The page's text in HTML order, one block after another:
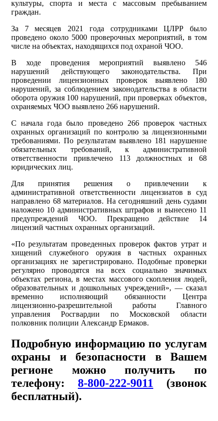
культуры, спорта и места с массовым пребыванием
граждан.
За 7 месяцев 2021 года сотрудниками ЦЛРР было
проведено около 5000 проверочных мероприятий, в том
числе на объектах, находящихся под охраной ЧОО.
В ходе проведения мероприятий выявлено 546
нарушений действующего законодательства. При
проведении лицензионных проверок выявлено 180
нарушений, за соблюдением законодательства в области
оборота оружия 100 нарушений, при проверках объектов,
охраняемых ЧОО выявлено 266 нарушений.
С начала года было проведено 266 проверок частных
охранных организаций по контролю за лицензионными
требованиями. По результатам выявлено 181 нарушение
обязательных требований, к административной
ответственности привлечено 113 должностных и 68
юридических лиц.
Для принятия решения о привлечении к
административной ответственности лицензиатов в суд
направлено 68 материалов. На сегодняшний день судами
наложено 10 административных штрафов и вынесено 11
предупреждений ЧОО. Прекращено действие 14
лицензий частных охранных организаций.
«По результатам проведенных проверок фактов утрат и
хищений служебного оружия в частных охранных
организациях не зарегистрировано. Подобные проверки
регулярно проводятся на всех социально значимых
объектах региона, в местах массового скопления людей,
образовательных и дошкольных учреждений», — сказал
временно исполняющий обязанности Центра
лицензионно-разрешительной работы Главного
управления Росгвардии по Московской области
полковник полиции Александр Ермаков.
Подробную информацию по услугам
охраны и безопасности в Вашем
регионе можно получить по
телефону: 8-800-222-9011 (звонок
бесплатный).